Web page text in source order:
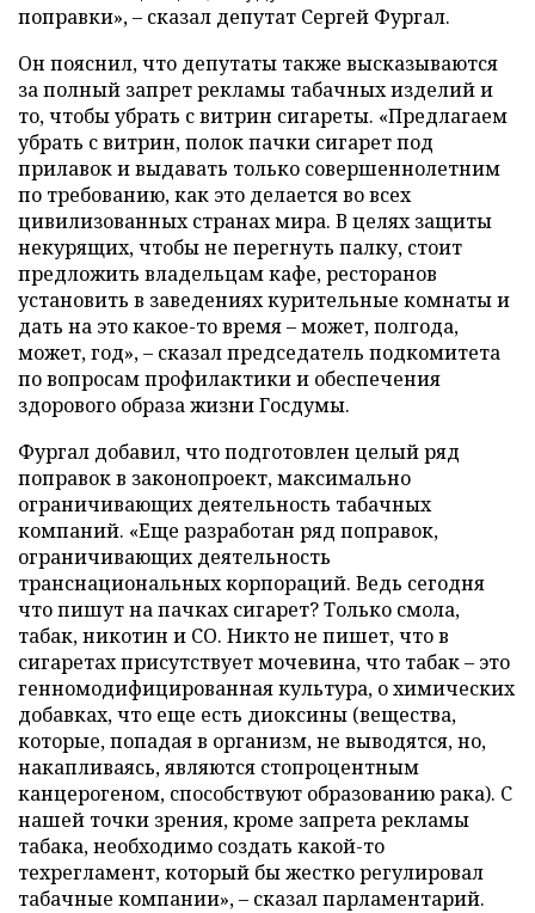
поправки»,– сказал депутат Сергей Фургал.
Он пояснил, что депутаты также высказываются
за полный запрет рекламы табачных изделий и
то, чтобы убрать с витрин сигареты. «Предлагаем
убрать с витрин, полок пачки сигарет под
прилавок и выдавать только совершеннолетним
по требованию, как это делается во всех
цивилизованных странах мира. В целях защиты
некурящих, чтобы не перегнуть палку, стоит
предложить владельцам кафе, ресторанов
установить в заведениях курительные комнаты и
дать на это какое-то время–может, полгода,
может, год»,– сказал председатель подкомитета
по вопросам профилактики и обеспечения
здорового образа жизни Госдумы.
Фургал добавил, что подготовлен целый ряд
поправок в законопроект, максимально
ограничивающих деятельность табачных
компаний. «Еще разработан ряд поправок,
ограничивающих деятельность
транснациональных корпораций. Ведь сегодня
что пишут на пачках сигарет? Только смола,
табак, никотин и СО. Никто не пишет, что в
сигаретах присутствует мочевина, что табак– это
генномодифицированная культура, о химических
добавках, что еще есть диоксины (вещества,
которые, попадая в организм, не выводятся, но,
накапливаясь, являются стопроцентным
канцерогеном, способствуют образованию рака). С
нашей точки зрения, кроме запрета рекламы
табака, необходимо создать какой-то
техрегламент, который бы жестко регулировал
табачные компании»,– сказал парламентарий.